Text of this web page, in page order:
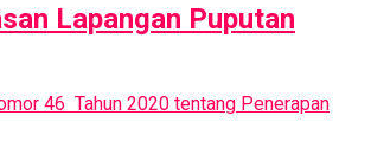
Lapangan Puputan
46 Tahun 2020 tentang Penerapan